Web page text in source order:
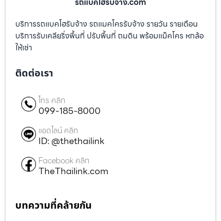
บริการรถแบคโฮรับจ้าง รถแมคโครรับจ้าง รายวัน รายเดือน
บริการรับเคลียริ่งพื้นที่ ปรับพื้นที่ ถมดิน พร้อมแม็คโคร หกล้อ
ให้เช่า
ติดต่อเรา
โทร คลิก
099-185-8000
แอดไลน์ คลิก
ID: @thethailink
Facebook คลิก
TheThailink.com
บทความที่คล้ายกัน